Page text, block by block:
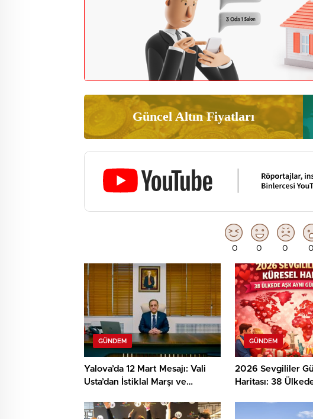
Güncel Altın Fiyatları
0 0 0 0
GÜNDEM
Yalova’da 12 Mart Mesajı: Vali
Usta’dan İstiklal Marşı ve
GÜNDEM
2026 Sevgililer
Haritası: 38